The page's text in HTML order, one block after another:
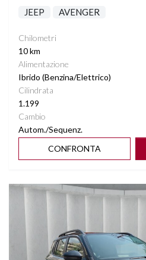
SEDILI
SENSORI
SPECCHIETTO
STEREO CON
SUPPORTO
JEEP AVENGER
Chilometri
10 km
Alimentazione
Ibrido (Benzina/Elettrico)
Cilindrata
1.199
Cambio
Autom./Sequenz.
CONFRONTA
Vedi dettagli